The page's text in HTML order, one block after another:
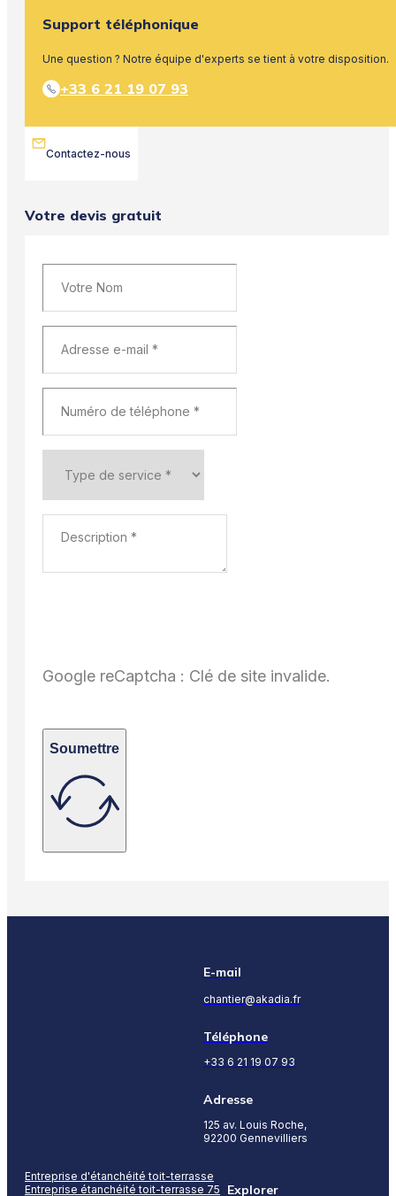
Support téléphonique
Une question ? Notre équipe d'experts se tient à votre disposition.
+33 6 21 19 07 93
Contactez-nous
Votre devis gratuit
Google reCaptcha : Clé de site invalide.
Soumettre
E-mail
chantier@akadia.fr
Téléphone
+33 6 21 19 07 93
Adresse
125 av. Louis Roche,
92200 Gennevilliers
Entreprise d'étanchéité toit-terrasse
Entreprise étanchéité toit-terrasse 75
Explorer